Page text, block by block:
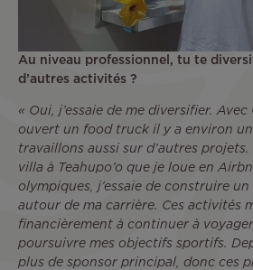
Au niveau professionnel, tu te
d’autres activités ?
« Oui, j’essaie de me diversifier.
ouvert un food truck il y a environ
travaillons aussi sur d’autres projets.
villa à Teahupo’o que je loue en
olympiques, j’essaie de construire
autour de ma carrière. Ces activités
financièrement à continuer à
poursuivre mes objectifs sportifs.
plus de sponsor principal, donc ces